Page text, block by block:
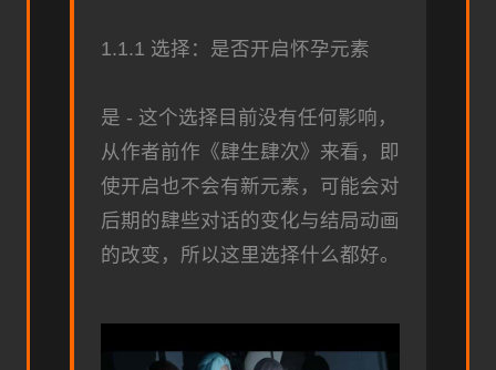
1.1.1 选择：是否开启怀孕元素
是 - 这个选择目前没有任何影响，
从作者前作《肆生肆次》来看，即
使开启也不会有新元素，可能会对
后期的肆些对话的变化与结局动画
的改变，所以这里选择什么都好。